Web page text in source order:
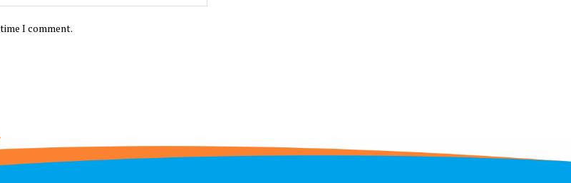
I comment.